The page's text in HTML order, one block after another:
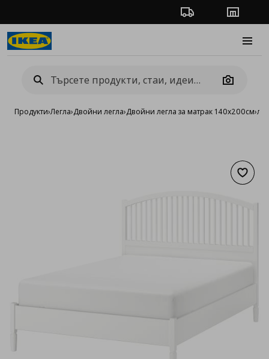
Проследяване на
Camera
Продукти›Легла›Двойни легла›Двойни легла за матрак 140x200см›